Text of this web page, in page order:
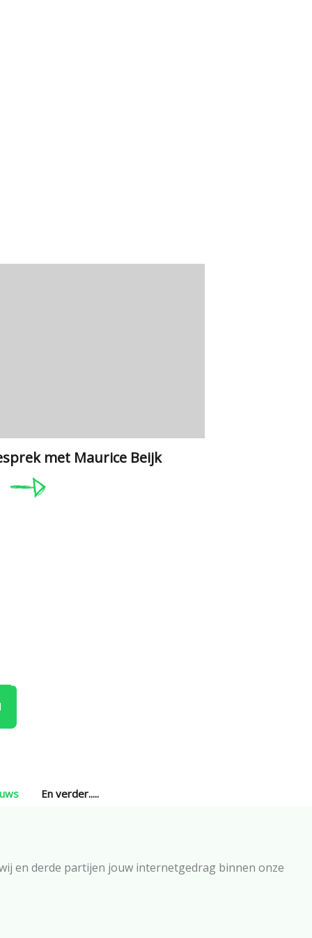
met Maurice Beijk
En verder.....
en derde partijen jouw internetgedrag binnen onze